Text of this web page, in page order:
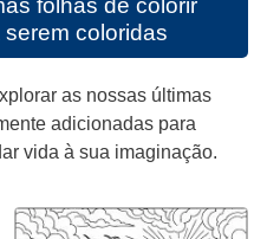
folhas de colorir
coloridas
as nossas últimas
adicionadas para
vida à sua imaginação.